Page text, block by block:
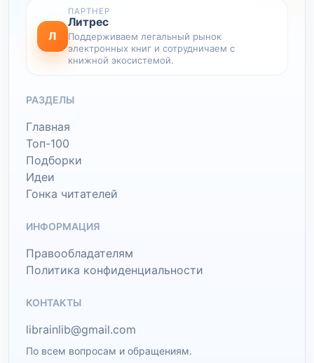
Л
ПАРТНЕР
Литрес
Поддерживаем легальный рынок
электронных книг и сотрудничаем с
книжной экосистемой.
РАЗДЕЛЫ
Главная
Топ-100
Подборки
Идеи
Гонка читателей
ИНФОРМАЦИЯ
Правообладателям
Политика конфиденциальности
КОНТАКТЫ
librainlib@gmail.com
По всем вопросам и обращениям.